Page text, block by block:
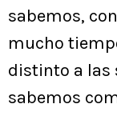
sabemos,
mucho
distinto a las
sabemos